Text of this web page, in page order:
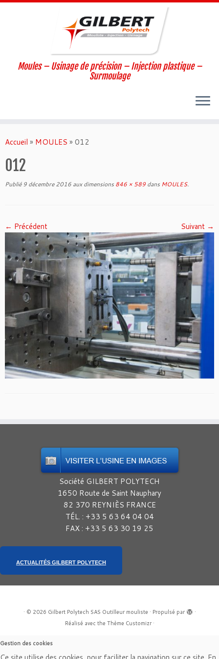
au
Moules – Usinage de précision – Injection plastique –
Surmoulage
Accueil » MOULES » 012
012
Publié 9 décembre 2016 aux dimensions 846 × 589 dans MOULES.
← Précédent Suivant →
Société GILBERT POLYTECH
1650 Route de Saint Nauphary
82 370 REYNIÈS FRANCE
TÉL. : +33 5 63 64 04 04
FAX : +33 5 63 30 19 25
ACTUALITÉS GILBERT POLYTECH
· © 2026 Gilbert Polytech SAS Outilleur mouliste · Propulsé par
·
Réalisé avec the Thème Customizr·
Gestion des cookies